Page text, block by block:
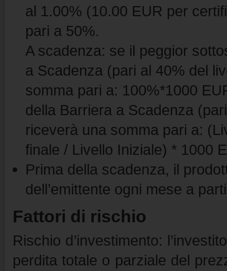
al 1.00% (10.00 EUR per
pari a 50%.
A scadenza: se il peggior
a Scadenza (pari al 40% del
somma pari a: 100%*1000
della Barriera a Scadenza
riceverà una somma pari a:
finale / Livello Iniziale) * 1000
Prima della scadenza, il
dell’emittente ogni mese a
Fattori di rischio
Rischio d’investimento:
perdita totale o parziale del